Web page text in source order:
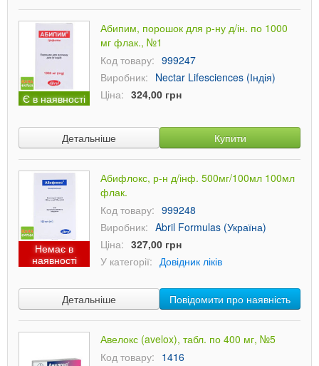
Є в наявності
Абипим, порошок для р-ну д/ін. по 1000
мг флак., №1
Код товару: 999247
Виробник: Nectar Lifesciences (Індія)
Ціна: 324,00 грн
Детальніше Купити
Немає в
наявності
Абифлокс, р-н д/інф. 500мг/100мл 100мл
флак.
Код товару: 999248
Виробник: Abril Formulas (Україна)
Ціна: 327,00 грн
У категорії: Довідник ліків
Детальніше Повідомити про наявність
Авелокс (avelox), табл. по 400 мг, №5
Код товару: 1416